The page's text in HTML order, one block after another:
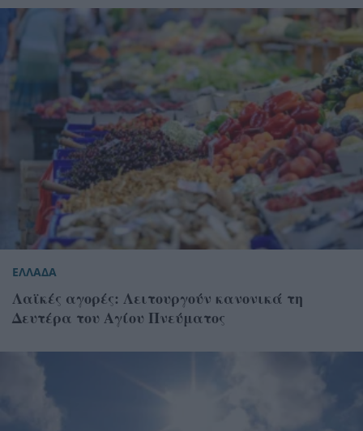
ΕΛΛΑΔΑ
Λαϊκές αγορές: Λειτουργούν κανονικά τη
Δευτέρα του Αγίου Πνεύματος